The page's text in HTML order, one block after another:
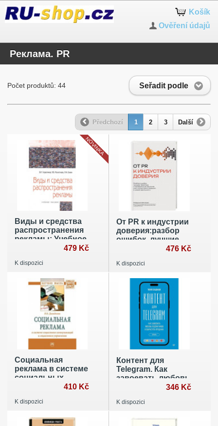
Košík
Ověření údajů
Реклама. PR
Seřadit podle
Počet produktů: 44
Předchozí 1 2 3 Další
Виды и средства
распространения
рекламы: Учебное
479 Kč
K dispozici
NOVINKA
От PR к индустрии
доверия:разбор
ошибок, лучшие
решения
476 Kč
K dispozici
Социальная
реклама в системе
социальных
коммуникаций и
управления.
410 Kč
K dispozici
Контент для
Telegram. Как
завоевать любовь
подписчиков и
продажи
346 Kč
K dispozici